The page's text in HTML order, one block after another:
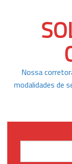
Nossa
modalidades de